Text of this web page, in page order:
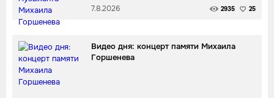
7.8.2026 2935 25
Видео дня: концерт памяти Михаила
Горшенева